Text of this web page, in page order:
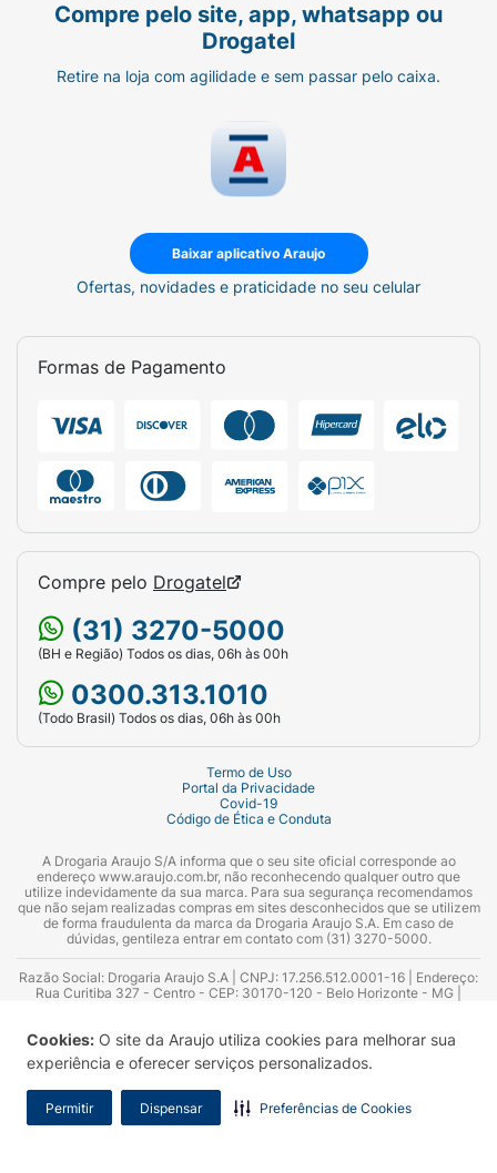
Cookies: O site da Araujo utiliza cookies para melhorar sua
experiência e oferecer serviços personalizados.
Permitir Dispensar Preferências de Cookies
Compre pelo site, app, whatsapp ou
Drogatel
Retire na loja com agilidade e sem passar pelo caixa.
Baixar aplicativo Araujo
Ofertas, novidades e praticidade no seu celular
Formas de Pagamento
Compre pelo Drogatel
(31) 3270-5000
(BH e Região) Todos os dias, 06h às 00h
0300.313.1010
(Todo Brasil) Todos os dias, 06h às 00h
Termo de Uso
Portal da Privacidade
Covid-19
Código de Ética e Conduta
A Drogaria Araujo S/A informa que o seu site oficial corresponde ao
endereço www.araujo.com.br, não reconhecendo qualquer outro que
utilize indevidamente da sua marca. Para sua segurança recomendamos
que não sejam realizadas compras em sites desconhecidos que se utilizem
de forma fraudulenta da marca da Drogaria Araujo S.A. Em caso de
dúvidas, gentileza entrar em contato com (31) 3270-5000.
Razão Social: Drogaria Araujo S.A | CNPJ: 17.256.512.0001-16 | Endereço:
Rua Curitiba 327 - Centro - CEP: 30170-120 - Belo Horizonte - MG |
Azevedo Guimarães – CRF 10.965 | Yasmin Silva Alvarenga – CRF 52.584 -
Consultor substituto: Thiago Aguiar Pinheiro - CRF Nº 13.748. Alvará
Sanitário: 2025020713 | Autorização de Funcionamento da Empresa (AFE):